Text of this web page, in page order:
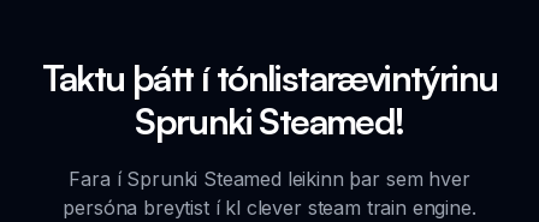
Taktu þátt í tónlistarævintýrinu
Sprunki Steamed!
Fara í Sprunki Steamed leikinn þar sem hver
persóna breytist í kl clever steam train engine.